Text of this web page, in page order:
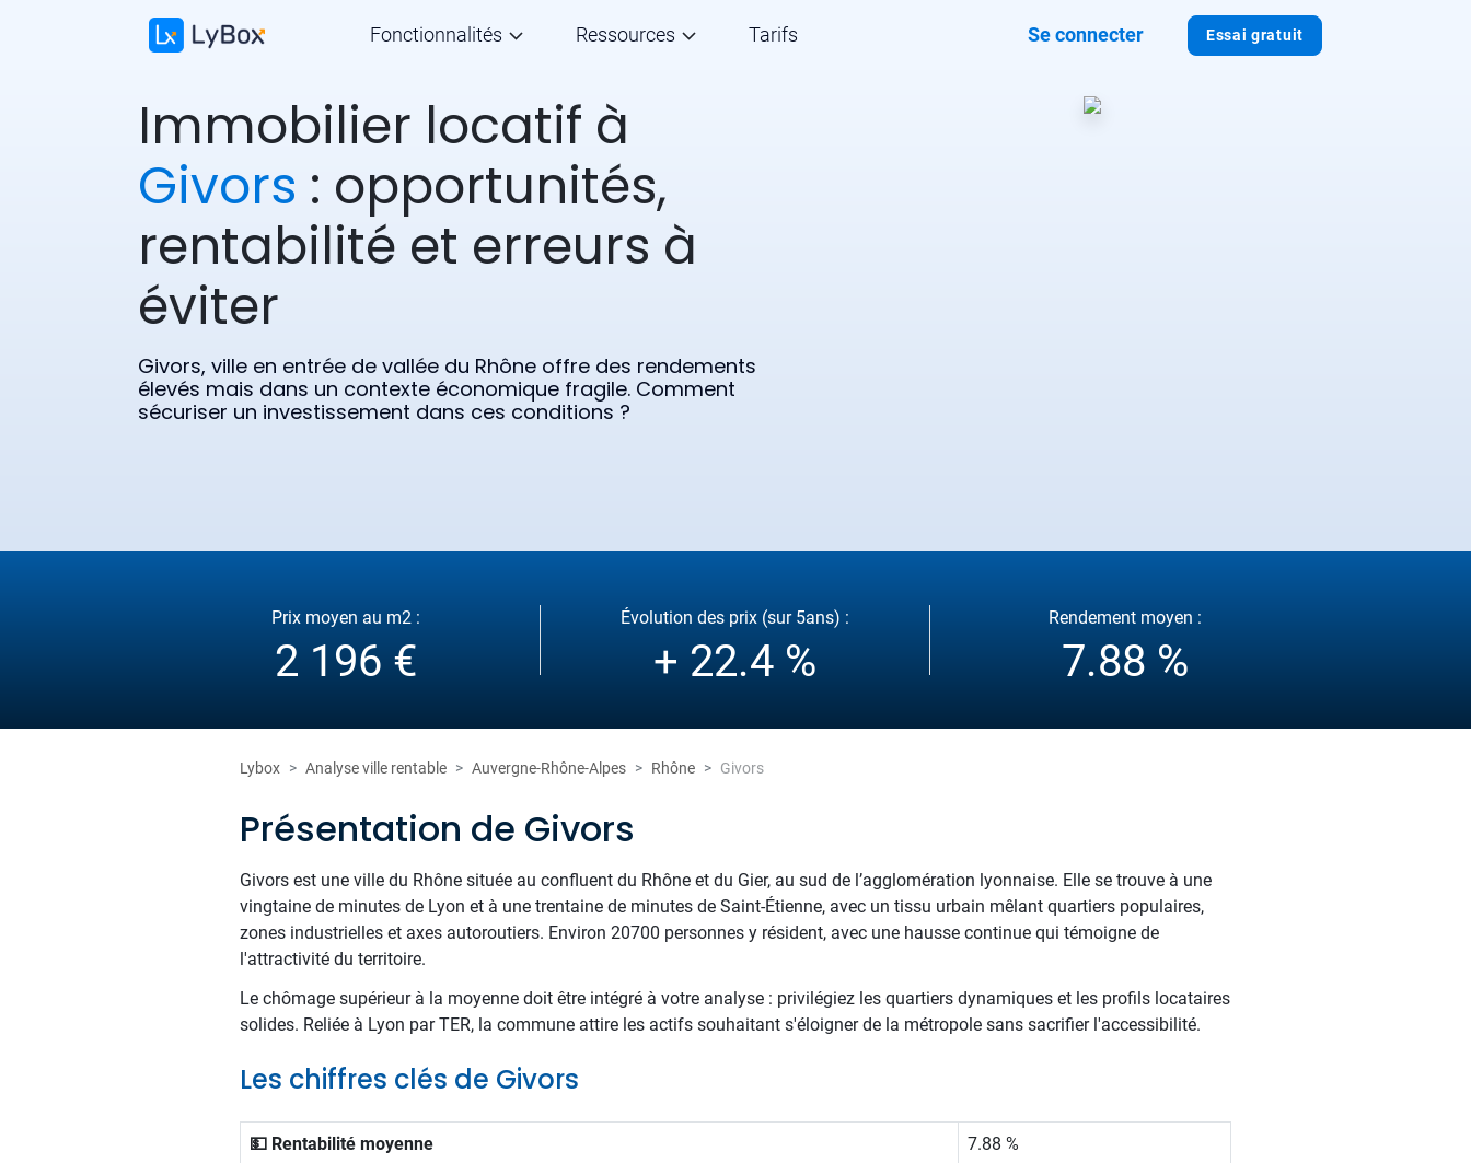
Essai gratuit
Fonctionnalités Ressources Tarifs Se connecter
Immobilier locatif à
Givors : opportunités,
rentabilité et erreurs à
éviter
Givors, ville en entrée de vallée du Rhône offre des rendements
élevés mais dans un contexte économique fragile. Comment
sécuriser un investissement dans ces conditions ?
Prix moyen au m2 :
2 196 €
Évolution des prix (sur 5ans) :
+ 22.4 %
Rendement moyen :
7.88 %
Lybox Analyse ville rentable Auvergne-Rhône-Alpes Rhône Givors
Présentation de Givors
Givors est une ville du Rhône située au confluent du Rhône et du Gier, au sud de l’agglomération lyonnaise. Elle se trouve à une
vingtaine de minutes de Lyon et à une trentaine de minutes de Saint-Étienne, avec un tissu urbain mêlant quartiers populaires,
zones industrielles et axes autoroutiers. Environ 20700 personnes y résident, avec une hausse continue qui témoigne de
l'attractivité du territoire.
Le chômage supérieur à la moyenne doit être intégré à votre analyse : privilégiez les quartiers dynamiques et les profils locataires
solides. Reliée à Lyon par TER, la commune attire les actifs souhaitant s'éloigner de la métropole sans sacrifier l'accessibilité.
Les chiffres clés de Givors
💵 Rentabilité moyenne 7.88 %